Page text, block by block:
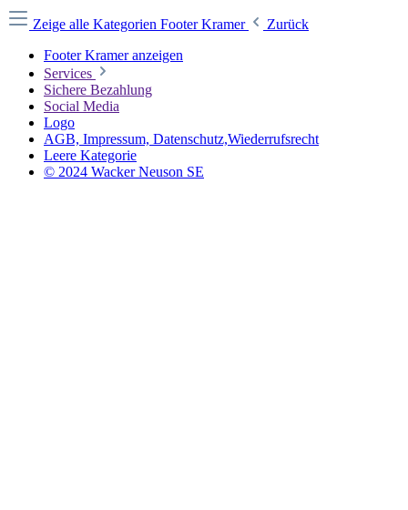
Zeige alle Kategorien Footer Kramer
Zurück
Footer Kramer anzeigen
Services
Sichere Bezahlung
Social Media
Logo
AGB, Impressum, Datenschutz,Wiederrufsrecht
Leere Kategorie
© 2024 Wacker Neuson SE